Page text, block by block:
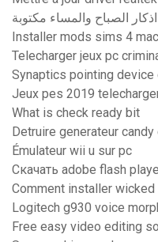
Installer mods sims 4 mac
Telecharger jeux pc
Synaptics pointing device
Jeux pes 2019
What is check ready bit
Detruire generateur candy
Émulateur wii u sur pc
Скачать adobe flash
Comment installer
Logitech g930 voice
Free easy video editing